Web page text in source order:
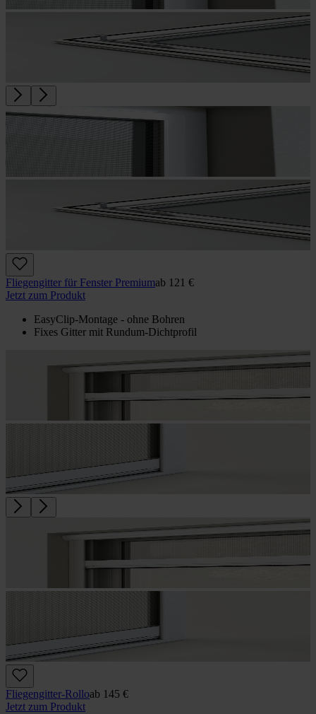
Fliegengitter für Fenster Premiumab 121 €
Jetzt zum Produkt
EasyClip-Montage - ohne Bohren
Fixes Gitter mit Rundum-Dichtprofil
Fliegengitter-Rolloab 145 €
Jetzt zum Produkt